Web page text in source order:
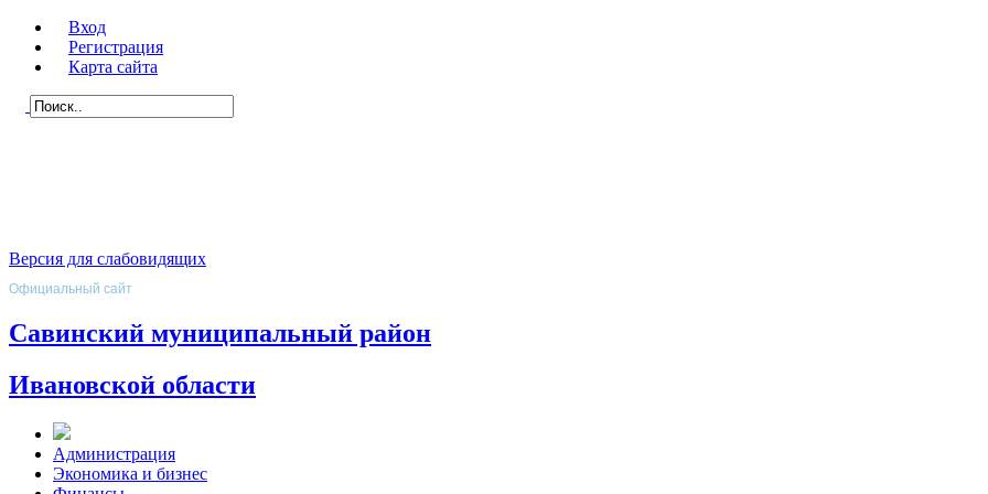
Вход
Регистрация
Карта сайта
Версия для слабовидящих
Официальный сайт
Савинский муниципальный район
Ивановской области
Администрация
Экономика и бизнес